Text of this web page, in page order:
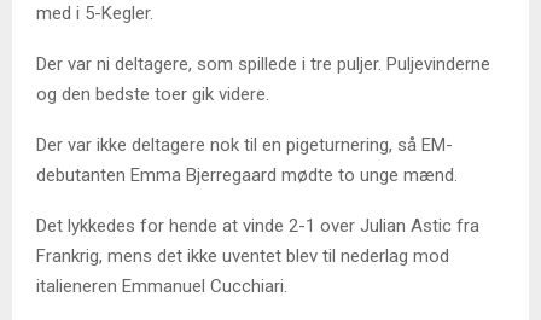
med i 5-Kegler.
Der var ni deltagere, som spillede i tre puljer. Puljevinderne
og den bedste toer gik videre.
Der var ikke deltagere nok til en pigeturnering, så EM-
debutanten Emma Bjerregaard mødte to unge mænd.
Det lykkedes for hende at vinde 2-1 over Julian Astic fra
Frankrig, mens det ikke uventet blev til nederlag mod
italieneren Emmanuel Cucchiari.